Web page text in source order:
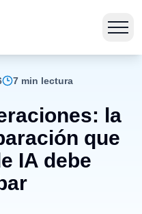
7 min lectura
la
que
IA debe